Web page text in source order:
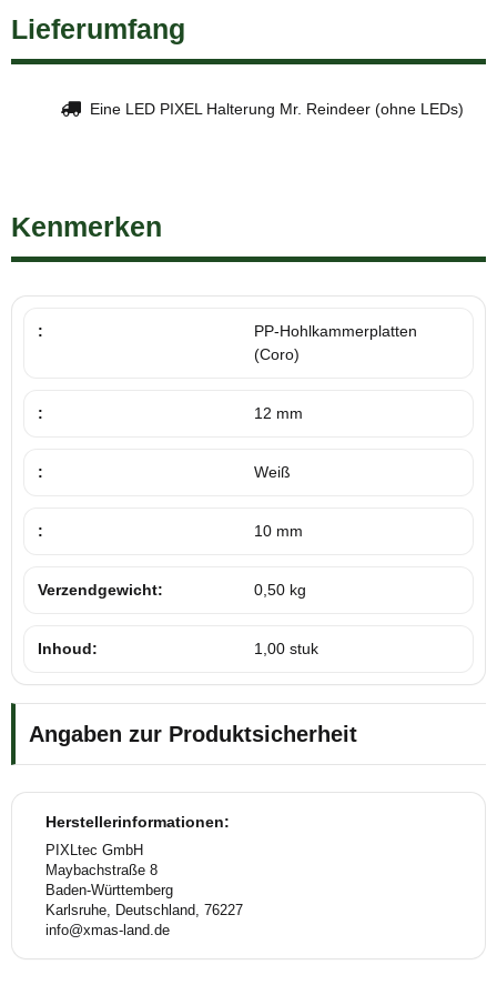
Lieferumfang
Eine LED PIXEL Halterung Mr. Reindeer (ohne LEDs)
Kenmerken
:
PP-Hohlkammerplatten
(Coro)
: 12 mm
: Weiß
: 10 mm
Verzendgewicht: 0,50 kg
Inhoud: 1,00 stuk
Angaben zur Produktsicherheit
Herstellerinformationen:
PIXLtec GmbH
Maybachstraße 8
Baden-Württemberg
Karlsruhe, Deutschland, 76227
info@xmas-land.de